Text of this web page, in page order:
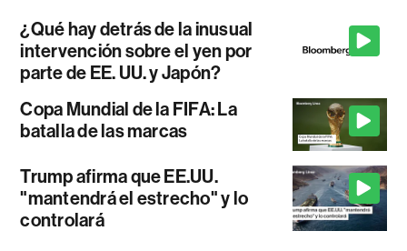
¿Qué hay detrás de la inusual
intervención sobre el yen por
parte de EE. UU. y Japón?
Copa Mundial de la FIFA: La
batalla de las marcas
Trump afirma que EE.UU.
"mantendrá el estrecho" y lo
controlará